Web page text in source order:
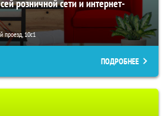
розничной сети и интернет-
проезд, 10с1
ПОДРОБНЕЕ